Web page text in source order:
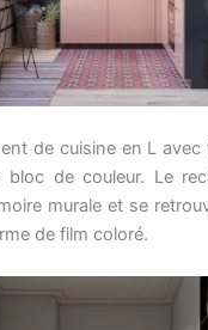
de cuisine en L avec
de couleur. Le
murale et se
de film coloré.